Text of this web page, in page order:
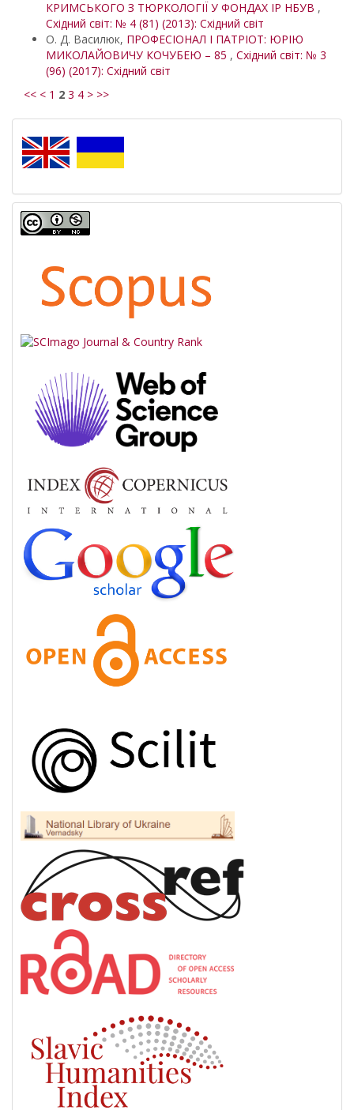
КРИМСЬКОГО З ТЮРКОЛОГІЇ У ФОНДАХ ІР НБУВ ,
Східний світ: № 4 (81) (2013): Східний світ
О. Д. Василюк, ПРОФЕСІОНАЛ І ПАТРІОТ: ЮРІЮ
МИКОЛАЙОВИЧУ КОЧУБЕЮ – 85 , Східний світ: № 3
(96) (2017): Східний світ
<< < 1 2 3 4 > >>